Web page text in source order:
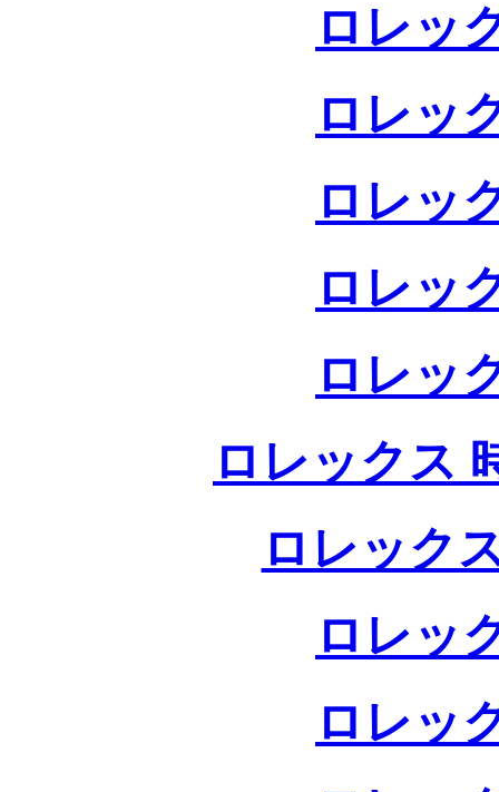
ロレッ
ロレッ
ロレッ
ロレッ
ロレッ
ロレックス
ロレック
ロレッ
ロレッ